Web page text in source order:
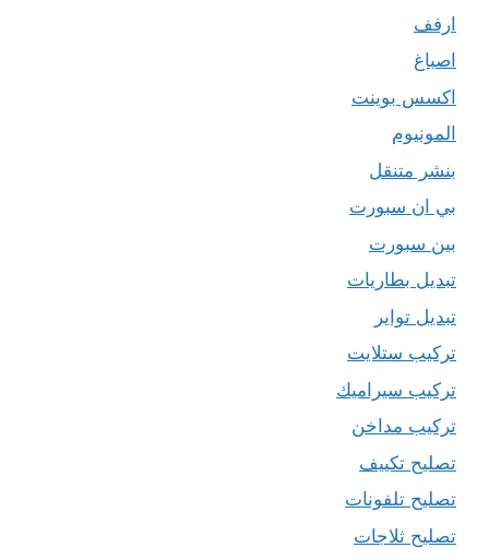
ارفف
اصباغ
اكسس بوينت
المونيوم
بنشر متنقل
بي ان سبورت
بين سبورت
تبديل بطاريات
تبديل تواير
تركيب ستلايت
تركيب سيراميك
تركيب مداخن
تصليح تكييف
تصليح تلفونات
تصليح ثلاجات